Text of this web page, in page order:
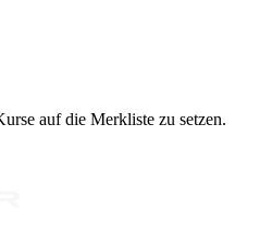
auf die Merkliste zu setzen.